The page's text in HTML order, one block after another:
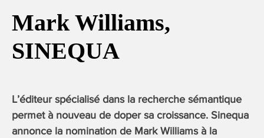
Mark Williams,
SINEQUA
L’éditeur spécialisé dans la recherche sémantique
permet à nouveau de doper sa croissance. Sinequa
annonce la nomination de Mark Williams à la